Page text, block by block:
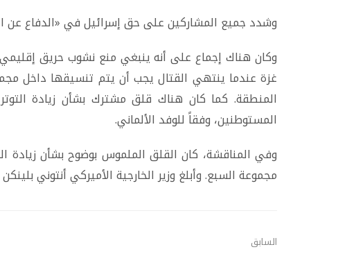
وشدد جميع المشاركين على حق إسرائيل في «الدفاع عن
وكان هناك إجماع على أنه ينبغي منع نشوب حريق
غزة عندما ينتهي القتال يجب أن يتم تنسيقها داخل
المنطقة. كما كان هناك قلق مشترك بشأن زيادة
المستوطنين، وفقاً للوفد الألماني.
وفي المناقشة، كان القلق الملموس بوضوح بشأن زيادة
مجموعة السبع. وأبلغ وزير الخارجية الأميركي أنتوني
السابق